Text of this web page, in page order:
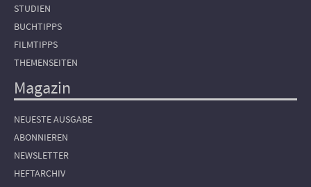
STUDIEN
BUCHTIPPS
FILMTIPPS
THEMENSEITEN
Magazin
NEUESTE AUSGABE
ABONNIEREN
NEWSLETTER
HEFTARCHIV